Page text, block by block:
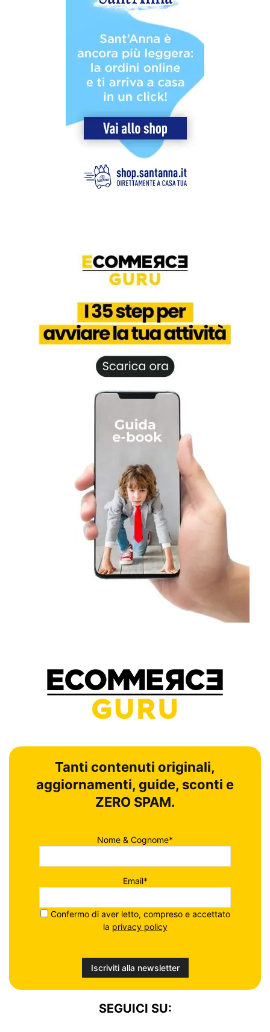
Tanti contenuti originali,
aggiornamenti, guide, sconti e
ZERO SPAM.
Nome & Cognome*
Email*
Confermo di aver letto, compreso e accettato
la privacy policy
SEGUICI SU: